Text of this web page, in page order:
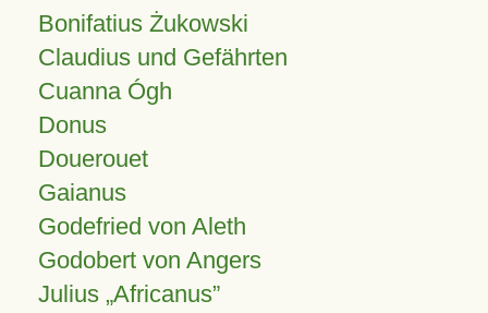
Bonifatius Żukowski
Claudius und Gefährten
Cuanna Ógh
Donus
Douerouet
Gaianus
Godefried von Aleth
Godobert von Angers
Julius Africanus